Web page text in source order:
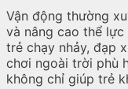
Vận động thường
và nâng cao thể lực
trẻ chạy nhảy, đạp
chơi ngoài trời phù
không chỉ giúp trẻ